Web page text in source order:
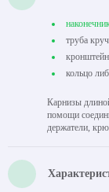
труба
кольцо
Карнизы
помощи
держатели,